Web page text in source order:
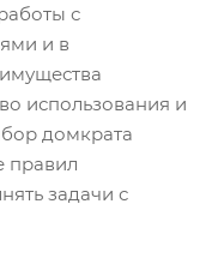
с
и в
использования и
домкрата
правил
задачи с